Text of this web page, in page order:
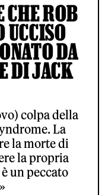
CHE ROB
UCCISO
DA
DI JACK
colpa della
La
la morte di
la propria
un peccato